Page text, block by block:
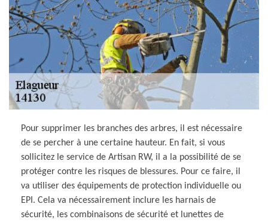
Pour supprimer les branches des arbres, il est nécessaire
de se percher à une certaine hauteur. En fait, si vous
sollicitez le service de Artisan RW, il a la possibilité de se
protéger contre les risques de blessures. Pour ce faire, il
va utiliser des équipements de protection individuelle ou
EPI. Cela va nécessairement inclure les harnais de
sécurité, les combinaisons de sécurité et lunettes de